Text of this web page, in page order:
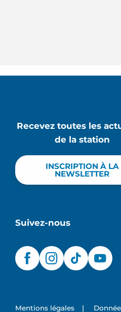
Recevez toutes les
de la station
INSCRIPTION À LA
NEWSLETTER
Suivez-nous
Mentions légales |